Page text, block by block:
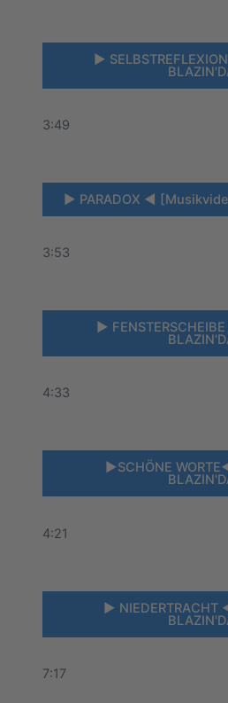
►
3:49
► PARADOX ◄
3:53
►
4:33
►SCHÖNE
4:21
► NIEDERTRACHT
7:17